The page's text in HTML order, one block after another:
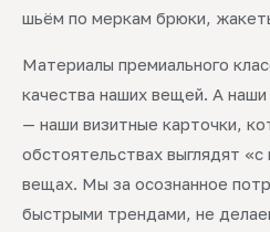
шьём по меркам брюки,
Материалы премиального
качества наших вещей. А
— наши визитные карточки,
обстоятельствах выглядят «с
вещах. Мы за осознанное
быстрыми трендами, не